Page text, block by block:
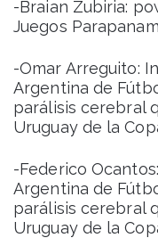
-Braian Zubiria:
Juegos
-Omar Arreguito:
Argentina de
parálisis cerebral
Uruguay de la
-Federico
Argentina de
parálisis cerebral
Uruguay de la